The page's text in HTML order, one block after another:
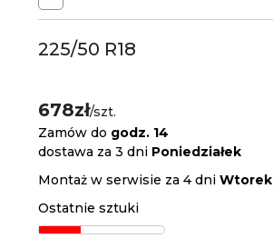
225/50 R18
678zł/szt.
Zamów do godz. 14
dostawa za 3 dni Poniedziałek
Montaż w serwisie za 4 dniWtorek
Ostatnie sztuki